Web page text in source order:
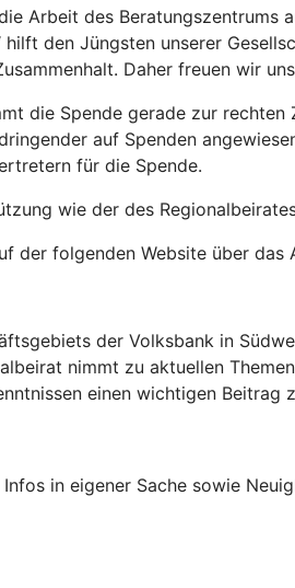
Arbeit des Beratungszentrums
hilft den Jüngsten unserer
Daher freuen wir
die Spende gerade zur
auf Spenden
für die Spende.
wie der des
der folgenden Website über
der Volksbank in
nimmt zu aktuellen
einen wichtigen
in eigener Sache sowie